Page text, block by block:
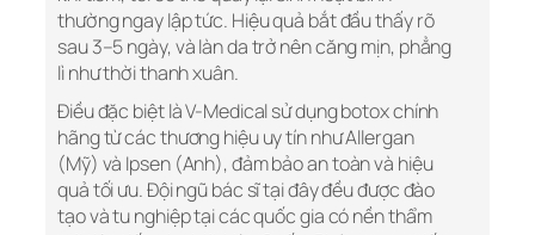
thường ngay lập tức. Hiệu quả bắt đầu thấy rõ
sau 3–5 ngày, và làn da trở nên căng mịn, phẳng
lì như thời thanh xuân.
Điều đặc biệt là V-Medical sử dụng botox chính
hãng từ các thương hiệu uy tín như Allergan
(Mỹ) và Ipsen (Anh), đảm bảo an toàn và hiệu
quả tối ưu. Đội ngũ bác sĩ tại đây đều được đào
tạo và tu nghiệp tại các quốc gia có nền thẩm